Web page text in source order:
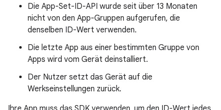
Die App-Set-ID-API wurde seit über 13 Monaten
nicht von den App-Gruppen aufgerufen, die
denselben ID-Wert verwenden.
Die letzte App aus einer bestimmten Gruppe von
Apps wird vom Gerät deinstalliert.
Der Nutzer setzt das Gerät auf die
Werkseinstellungen zurück.